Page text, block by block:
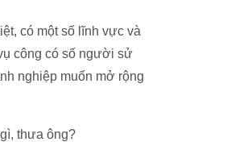
có một số lĩnh vực và
công có số người sử
nghiệp muốn mở rộng
thưa ông?